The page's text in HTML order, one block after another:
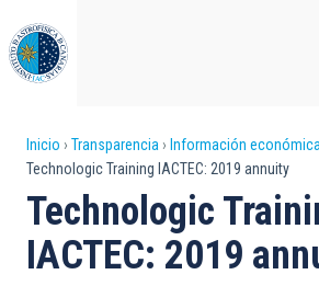
al
contenido
principal
Sobrescribir
enlaces
de
ayuda
Inicio Transparencia Información económica
Technologic Training IACTEC: 2019 annuity
Technologic
IACTEC: 2019